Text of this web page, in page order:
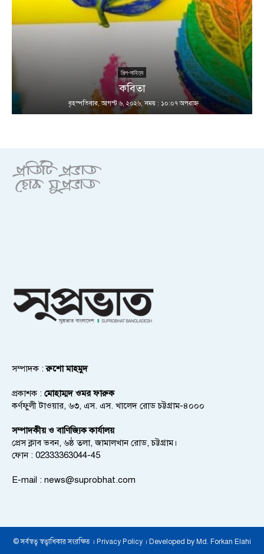
শিল্প-সাহিত্য
কবিতা
বৃহস্পতিবার, আগস্ট ৬, ২০২৬; সময় : ১০:০৭ অপরাহ্ণ
সম্পাদক :রুশো মাহমুদ
প্রকাশক : মোহাম্মদ ওমর ফারুক
কর্ণফুলী টাওয়ার, ৬৩, এস. এস. খালেদ রোড চট্টগ্রাম-৪০০০
সম্পাদকীয় ও বাণিজ্যিক কার্যালয়
প্রেস ক্লাব ভবন, ৬ষ্ঠ তলা, জামালখান রোড, চট্টগ্রাম।
ফোন : 02333363044-45
E-mail : news@suprobhat.com
© সর্বস্বত্ব স্বত্বাধিকার সংরক্ষিত । Privacy Policy । Developed by Md. Forkan Elahi